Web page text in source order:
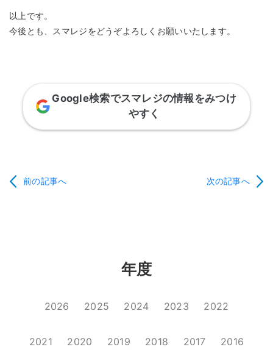
以上です。
今後とも、スマレジをどうぞよろしくお願いいたします。
Google検索でスマレジの情報をみつけ
やすく
前の記事へ 次の記事へ
年度
2026 2025 2024 2023 2022
2021 2020 2019 2018 2017 2016